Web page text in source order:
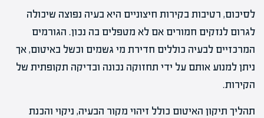
לסיכום, רטיבות בקירות חיצוניים היא בעיה נפוצה שיכולה
לגרום לנזקים חמורים אם לא מטפלים בה נכון. הגורמים
המרכזיים לבעיה כוללים חדירת מי גשמים וכשל באיטום, אך
ניתן למנוע אותם על ידי תחזוקה נכונה ובדיקה תקופתית של
הקירות.
תהליך תיקון האיטום כולל זיהוי מקור הבעיה, ניקוי והכנת